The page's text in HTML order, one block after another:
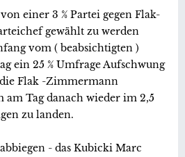
von einer 3 % Partei gegen Flak-
gewählt zu werden
vom ( beabsichtigten )
ein 25 % Umfrage Aufschwung
Flak -Zimmermann
Tag danach wieder im 2,5
zu landen.
- das Kubicki Marc